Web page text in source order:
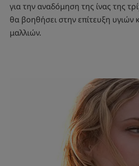
για την αναδόμηση της ίνας της
θα βοηθήσει στην επίτευξη υγιών
μαλλιών.